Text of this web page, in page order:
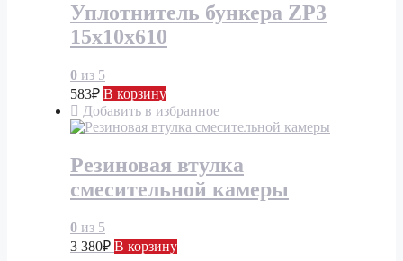
Уплотнитель бункера ZP3
15x10x610
0 из 5
583₽ В корзину
Добавить в избранное
Резиновая втулка
смесительной камеры
0 из 5
3 380₽ В корзину